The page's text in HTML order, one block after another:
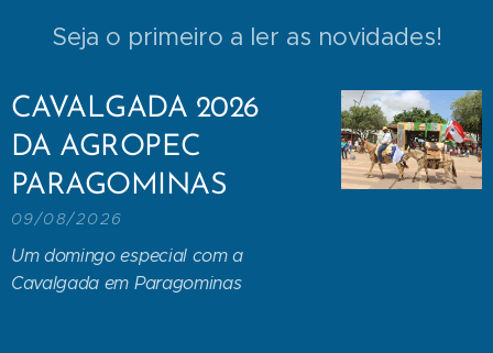
Seja o primeiro a ler as novidades!
CAVALGADA 2026
DA AGROPEC
PARAGOMINAS
09/08/2026
Um domingo especial com a
Cavalgada em Paragominas